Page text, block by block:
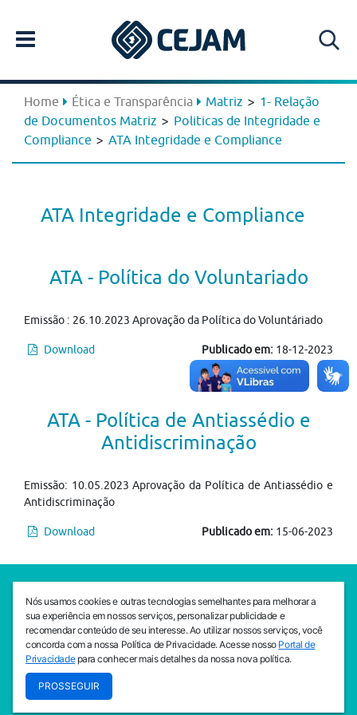
Home Ética e Transparência Matriz > 1- Relação
de Documentos Matriz > Politicas de Integridade e
Compliance > ATA Integridade e Compliance
ATA Integridade e Compliance
ATA - Política do Voluntariado
Emissão : 26.10.2023 Aprovação da Política do Voluntáriado
Download Publicado em: 18-12-2023
ATA - Política de Antiassédio e
Antidiscriminação
Emissão: 10.05.2023 Aprovação da Política de Antiassédio e
Antidiscriminação
Download Publicado em: 15-06-2023
SEDE CEJAM
Av. da Liberdade, 765, Liberdade, São Paulo, 01503-001
(11) 3469 - 1818
INSTITUTO CEJAM
Av. da Liberdade, 765, Liberdade, São Paulo, 01503-001
Nós usamos cookies e outras tecnologias semelhantes para melhorar a
sua experiência em nossos serviços, personalizar publicidade e
recomendar conteúdo de seu interesse. Ao utilizar nossos serviços, você
concorda com a nossa Política de Privacidade. Acesse nosso Portal de
Privacidadepara conhecer mais detalhes da nossa nova política.
PROSSEGUIR